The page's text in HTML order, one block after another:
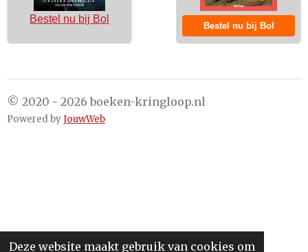
Deze website maakt gebruik van cookies om
Bestel nu bij Bol
Bestel nu bij Bol
© 2020 - 2026 boeken-kringloop.nl
Powered byJouwWeb